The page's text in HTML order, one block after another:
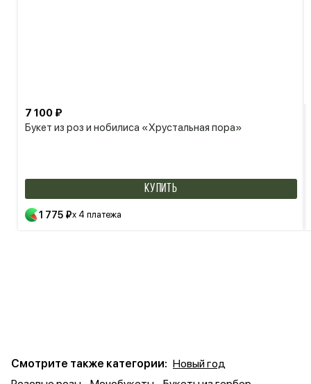
Букет из роз и нобилиса «Хрустальная пора»
7 100 ₽
КУПИТЬ
1 775 ₽x 4 платежа
Смотрите также категории: Новый год